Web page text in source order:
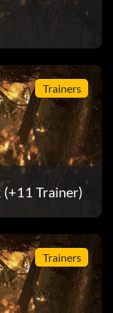
Trainers
Trainer)
Trainers